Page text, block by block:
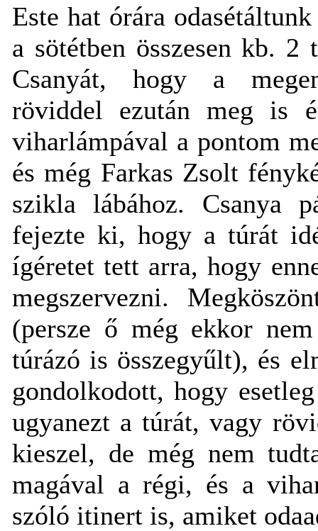
Este hat órára
a sötétben összesen kb.
Csanyát, hogy a
röviddel ezután meg is
viharlámpával a pontom
és még Farkas Zsolt
szikla lábához. Csanya
fejezte ki, hogy a túrát
ígéretet tett arra, hogy
megszervezni.
(persze ő még ekkor
túrázó is összegyűlt), és
gondolkodott, hogy
ugyanezt a túrát, vagy
kieszel, de még nem
magával a régi, és a
szóló itinert is, amiket